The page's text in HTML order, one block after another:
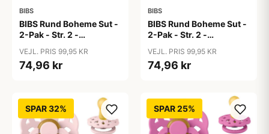
BIBS
BIBS Rund Boheme Sut -
2-Pak - Str. 2 -
Blue/Island Sea
VEJL. PRIS 99,95 KR
74,96 kr
BIBS
BIBS Rund Boheme Sut -
2-Pak - Str. 2 -
Pink/Plum
VEJL. PRIS 99,95 KR
74,96 kr
SPAR 32% SPAR 25%